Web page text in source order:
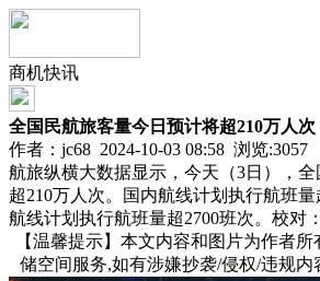
商机快讯
全国民航旅客量今日预计将超210万人次
作者：jc68 2024-10-03 08:58 浏览:3057
航旅纵横大数据显示，今天（3日），
超210万人次。国内航线计划执行航班
航线计划执行航班量超2700班次。校对
【温馨提示】本文内容和图片为作者
储空间服务,如有涉嫌抄袭/侵权/违规内